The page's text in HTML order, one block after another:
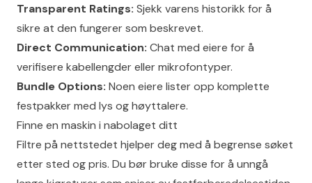
Transparent Ratings: Sjekk varens historikk for å
sikre at den fungerer som beskrevet.
Direct Communication: Chat med eiere for å
verifisere kabellengder eller mikrofontyper.
Bundle Options: Noen eiere lister opp komplette
festpakker med lys og høyttalere.
Finne en maskin i nabolaget ditt
Filtre på nettstedet hjelper deg med å begrense søket
etter sted og pris. Du bør bruke disse for å unngå